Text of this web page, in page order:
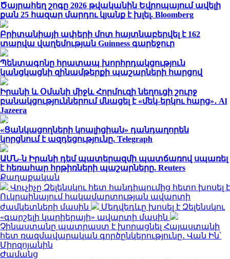
Ծայրահեղ շոգը 2026 թվականին Եվրոպայում ավելի
քան 25 հազար մարդու կյանք է խլել. Bloomberg
Բրիտանիայի ափերի մոտ հայտնաբերվել է 162
տարվա վաղեմության Guinness գարեջուր
Պենտագոնը հրատապ խորհրդակցություն
կանցկացնի զինամթերքի պաշարների հարցով
Իրանի և Օմանի միջև Հորմուզի նեղուցի շուրջ
բանակցություններում մնացել է «մեկ-երկու հարց»․ Al
Jazeera
«Ցանկացողների կոալիցիան» դանդաղորեն
կորցնում է ազդեցությունը. Telegraph
ԱՄՆ-ն Իրանի դեմ պատերազմի պատճառով սպառել
է հեռահար հրթիռների պաշարները. Reuters
Քաղաքական
Վուչիչը Զելենսկու հետ հանդիպումից հետո խոսել է
Ուկրաինայում հակամարտության ավարտի
ժամկետների մասին
Մեդվեդևը խոսել է Զելենսկու
«գարշելի կարիերայի» ավարտի մասին
Չինաստանը պատրաստ է խորացնել Հայաստանի
հետ ռազմավարական գործընկերությունը․ Վան Ին՝
Միրզոյանին
Ժամանց